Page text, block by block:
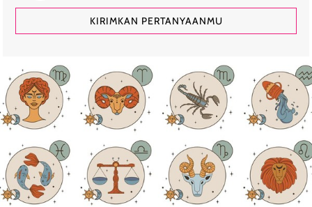
KIRIMKAN PERTANYAANMU